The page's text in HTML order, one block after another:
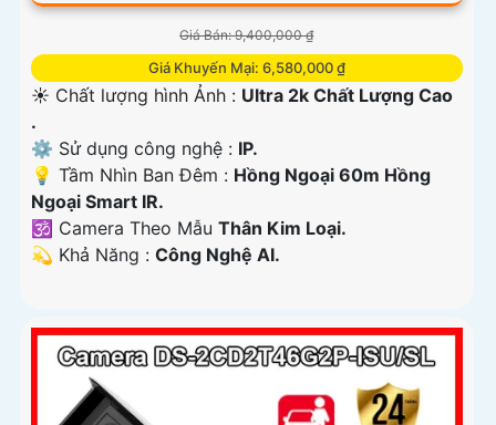
Giá Bán: 9,400,000 ₫
Giá Khuyến Mại: 6,580,000 ₫
☀️ Chất lượng hình Ảnh : Ultra 2k Chất Lượng Cao
.
⚙ Sử dụng công nghệ : IP.
💡 Tầm Nhìn Ban Đêm : Hồng Ngoại 60m Hồng
Ngoại Smart IR.
🕉️ Camera Theo Mẫu Thân Kim Loại.
️💫 Khả Năng : Công Nghệ AI.